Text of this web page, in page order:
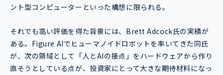
ント型コンピューターといった構想に限られる。
それでも高い評価を得た背景には、Brett Adcock氏の実績が
ある。Figure AIでヒューマノイドロボットを率いてきた同氏
が、次の領域として「人とAIの接点」をハードウェアから作り
直そうとしている点が、投資家にとって大きな期待材料になっ